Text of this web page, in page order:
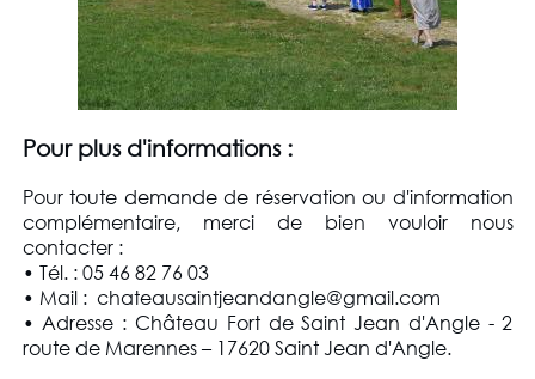
Pour plus d'informations :
Pour toute demande de réservation ou d'information
complémentaire, merci de bien vouloir nous
contacter :
• Tél. : 05 46 82 76 03
• Mail : chateausaintjeandangle@gmail.com
• Adresse : Château Fort de Saint Jean d'Angle - 2
route de Marennes – 17620 Saint Jean d'Angle.